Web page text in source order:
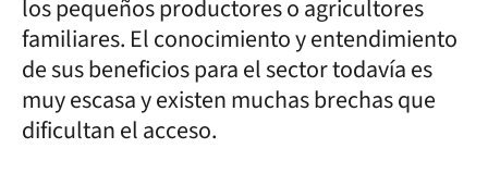
los pequeños productores o agricultores
familiares. El conocimiento y entendimiento
de sus beneficios para el sector todavía es
muy escasa y existen muchas brechas que
dificultan el acceso.